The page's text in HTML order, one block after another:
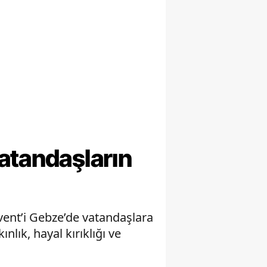
Gebze’de vatandaşlara
hayal kırıklığı ve